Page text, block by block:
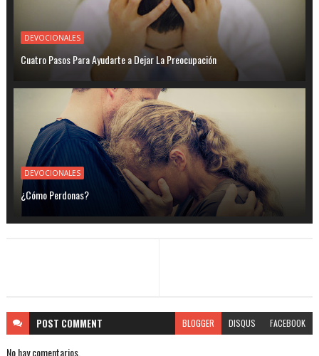
DEVOCIONALES
Cuatro Pasos Para Ayudarte a Dejar La Preocupación
DEVOCIONALES
¿Cómo Perdonas?
POST COMMENT BLOGGER DISQUS FACEBOOK
No hay comentarios.